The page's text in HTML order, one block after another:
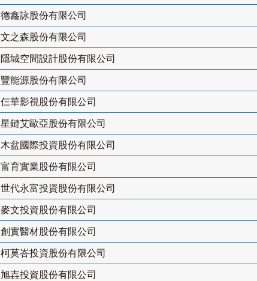
德鑫詠股份有限公司
文之森股份有限公司
隱城空間設計股份有限公司
豐能源股份有限公司
仨華影視股份有限公司
星鏈艾歐亞股份有限公司
木盆國際投資股份有限公司
富育實業股份有限公司
世代永富投資股份有限公司
麥文投資股份有限公司
創實醫材股份有限公司
柯莫峇投資股份有限公司
旭壵投資股份有限公司